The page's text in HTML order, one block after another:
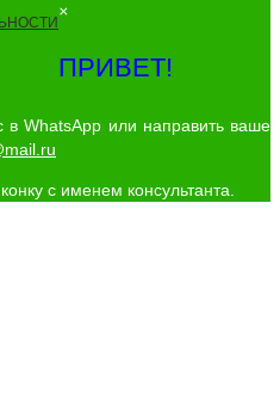
×
ПРИВЕТ!
в WhatsApp или направить ваше
с именем консультанта.